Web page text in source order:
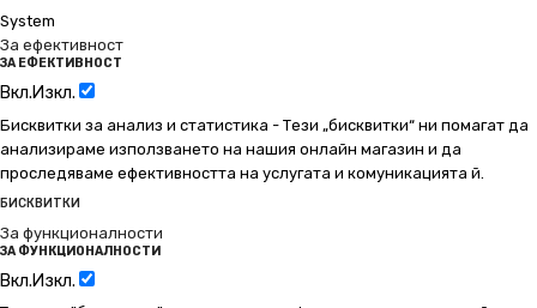
System
За ефективност
ЗА ЕФЕКТИВНОСТ
Вкл.Изкл.
Бисквитки за анализ и статистика - Тези „бисквитки“ ни помагат да
анализираме използването на нашия онлайн магазин и да
проследяваме ефективността на услугата и комуникацията й.
БИСКВИТКИ
За функционалности
ЗА ФУНКЦИОНАЛНОСТИ
Вкл.Изкл.